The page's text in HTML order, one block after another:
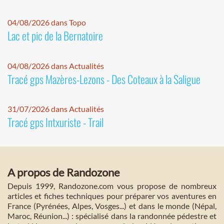
04/08/2026 dans Topo
Lac et pic de la Bernatoire
04/08/2026 dans Actualités
Tracé gps Mazères-Lezons - Des Coteaux à la Saligue
31/07/2026 dans Actualités
Tracé gps Intxuriste - Trail
A propos de Randozone
Depuis 1999, Randozone.com vous propose de nombreux
articles et fiches techniques pour préparer vos aventures en
France (Pyrénées, Alpes, Vosges...) et dans le monde (Népal,
Maroc, Réunion...) : spécialisé dans la randonnée pédestre et